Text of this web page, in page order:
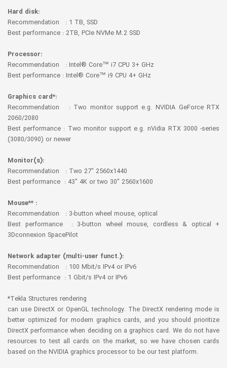
Hard disk:
Recommendation : 1 TB, SSD
Best performance : 2TB, PCIe NVMe M.2 SSD
Processor:
Recommendation : Intel® Core™ i7 CPU 3+ GHz
Best performance : Intel® Core™ i9 CPU 4+ GHz
Graphics card*:
Recommendation : Two monitor support e.g. NVIDIA GeForce RTX
2060/2080
Best performance : Two monitor support e.g. nVidia RTX 3000 -series
(3080/3090) or newer
Monitor(s):
Recommendation : Two 27″ 2560x1440
Best performance : 43″ 4K or two 30″ 2560x1600
Mouse** :
Recommendation : 3-button wheel mouse, optical
Best performance : 3-button wheel mouse, cordless & optical +
3Dconnexion SpacePilot
Network adapter (multi-user funct.):
Recommendation : 100 Mbit/s IPv4 or IPv6
Best performance : 1 Gbit/s IPv4 or IPv6
*Tekla Structures rendering
can use DirectX or OpenGL technology. The DirectX rendering mode is
better optimized for modern graphics cards, and you should prioritize
DirectX performance when deciding on a graphics card. We do not have
resources to test all cards on the market, so we have chosen cards
based on the NVIDIA graphics processor to be our test platform.